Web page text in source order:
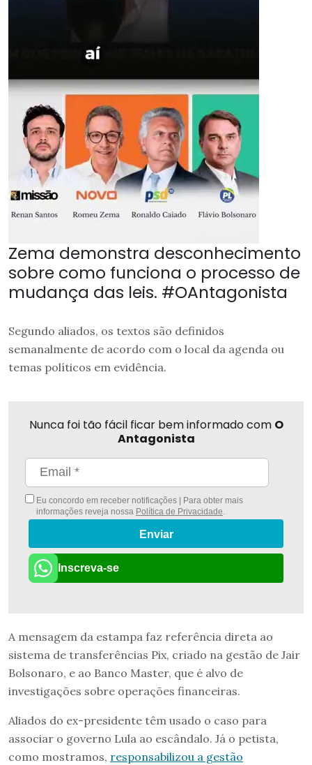
Zema demonstra desconhecimento
sobre como funciona o processo de
mudança das leis. #OAntagonista
Segundo aliados, os textos são definidos
semanalmente de acordo com o local da agenda ou
temas políticos em evidência.
Nunca foi tão fácil ficar bem informado com O
Antagonista
Eu concordo em receber notificações | Para obter mais
informações reveja nossa Política de Privacidade
Enviar
Inscreva-se
A mensagem da estampa faz referência direta ao
sistema de transferências Pix, criado na gestão de Jair
Bolsonaro, e ao Banco Master, que é alvo de
investigações sobre operações financeiras.
Aliados do ex-presidente têm usado o caso para
associar o governo Lula ao escândalo. Já o petista,
como mostramos, responsabilizou a gestão